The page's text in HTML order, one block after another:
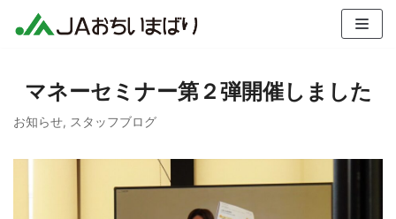
コ
ン
ツ
ス
マネーセミナー第２弾開催しました
お知らせ, スタッフブログ